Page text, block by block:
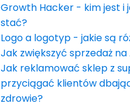
Growth Hacker - kim jest i
stać?
Logo a logotyp - jakie są
Jak zwiększyć sprzedaż
Jak reklamować sklep z
przyciągać klientów
zdrowie?